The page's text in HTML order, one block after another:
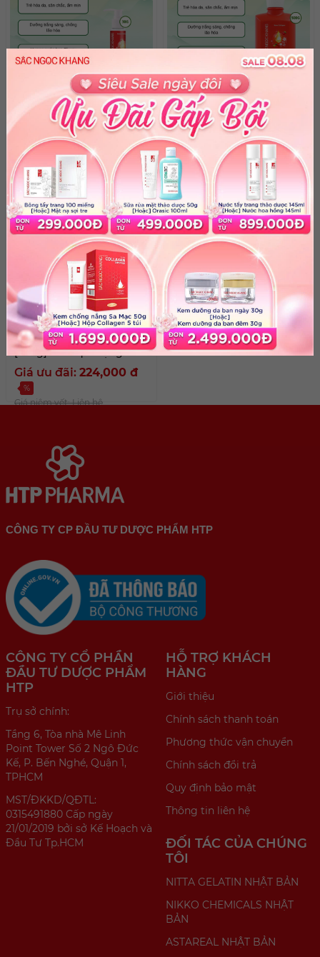
Sữa tắm chức năng Nano
Collagen [30g]
Giá niêm yết: 45,000
đ
Sữa tắm chức năng Nano
Collagen [500g]
Giá ưu đãi:200,000đ
%
Giá niêm yết: Liên hệ
Sữa tắm Nano Collagen
[500g] kèm quà tặng
Giá ưu đãi: 224,000 đ
%
Giá niêm yết: Liên hệ
CÔNG TY CP ĐẦU TƯ DƯỢC PHẨM HTP
CÔNG TY CỔ PHẦN
ĐẦU TƯ DƯỢC PHẨM
HTP
Trụ sở chính:
Tầng 6, Tòa nhà Mê Linh
Point Tower Số 2 Ngô Đức
Kế, P. Bến Nghé, Quận 1,
TPHCM
MST/ĐKKD/QĐTL:
0315491880 Cấp ngày
21/01/2019 bởi sở Kế Hoạch và
Đầu Tư Tp.HCM
HỖ TRỢ KHÁCH
HÀNG
Giới thiệu
Chính sách thanh toán
Phương thức vận chuyển
Chính sách đổi trả
Quy định bảo mật
Thông tin liên hệ
ĐỐI TÁC CỦA CHÚNG
TÔI
NITTA GELATIN NHẬT BẢN
NIKKO CHEMICALS NHẬT
BẢN
ASTAREAL NHẬT BẢN